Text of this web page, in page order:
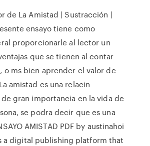
de La Amistad | Sustracción |
ensayo tiene como
proporcionarle al lector un
que se tienen al contar
o ms bien aprender el valor de
amistad es una relacin
gran importancia en la vida de
se podra decir que es una
AMISTAD PDF by austinahoi
a digital publishing platform that